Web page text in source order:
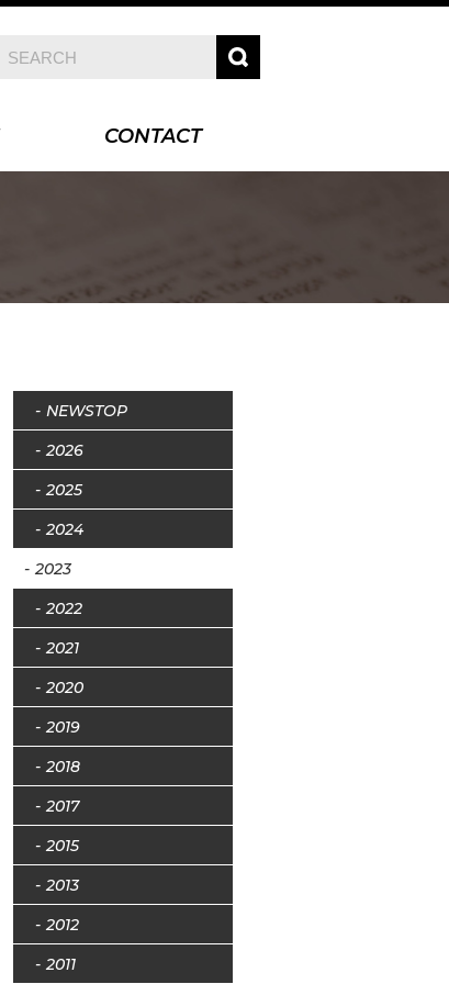
CONTACT
NEWSTOP
2026
2025
2024
2023
2022
2021
2020
2019
2018
2017
2015
2013
2012
2011